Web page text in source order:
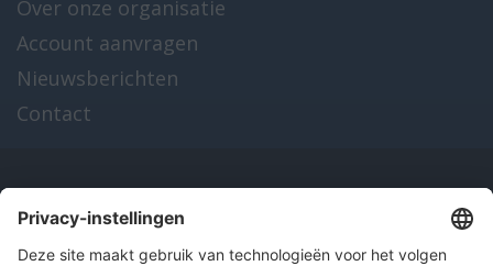
Over onze organisatie
Account aanvragen
Nieuwsberichten
Contact
Onze producten
en diensten
Over Hitma